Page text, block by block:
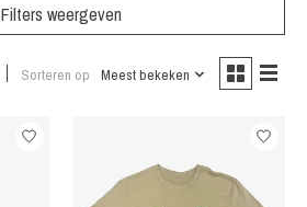
Filters weergeven
Sorteren op Meest bekeken